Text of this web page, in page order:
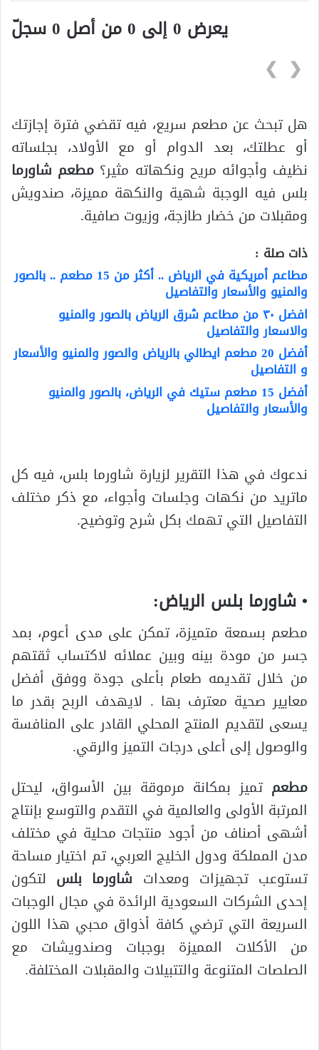
يعرض 0 إلى 0 من أصل 0 سجلّ
❮
❯
هل تبحث عن مطعم سريع، فيه تقضي فترة إجازتك
أو عطلتك، بعد الدوام أو مع الأولاد، بجلساته
نظيف وأجوائه مريح ونكهاته مثير؟ مطعم شاورما
بلس فيه الوجبة شهية والنكهة مميزة، صندويش
ومقبلات من خضار طازجة، وزيوت صافية.
ذات صلة :
مطاعم أمريكية في الرياض .. أكثر من 15 مطعم .. بالصور
والمنيو والأسعار والتفاصيل
افضل ٣٠ من مطاعم شرق الرياض بالصور والمنيو
والاسعار والتفاصيل
أفضل 20 مطعم ايطالي بالرياض والصور والمنيو والأسعار
و التفاصيل
أفضل 15 مطعم ستيك في الرياض، بالصور والمنيو
والأسعار والتفاصيل
ندعوك في هذا التقرير لزيارة شاورما بلس، فيه كل
ماتريد من نكهات وجلسات وأجواء، مع ذكر مختلف
التفاصيل التي تهمك بكل شرح وتوضيح.
• شاورما بلس الرياض:
مطعم بسمعة متميزة، تمكن على مدى أعوم، بمد
جسر من مودة بينه وبين عملائه لاكتساب ثقتهم
من خلال تقديمه طعام بأعلى جودة ووفق أفضل
معايير صحية معترف بها . لايهدف الربح بقدر ما
يسعى لتقديم المنتج المحلي القادر على المنافسة
والوصول إلى أعلى درجات التميز والرقي.
مطعم تميز بمكانة مرموقة بين الأسواق، ليحتل
المرتبة الأولى والعالمية في التقدم والتوسع بإنتاج
أشهى أصناف من أجود منتجات محلية في مختلف
مدن المملكة ودول الخليج العربي، تم اختيار مساحة
تستوعب تجهيزات ومعدات شاورما بلس لتكون
إحدى الشركات السعودية الرائدة في مجال الوجبات
السريعة التي ترضي كافة أذواق محبي هذا اللون
من الأكلات المميزة بوجبات وصندويشات مع
الصلصات المتنوعة والتتبيلات والمقبلات المختلفة.